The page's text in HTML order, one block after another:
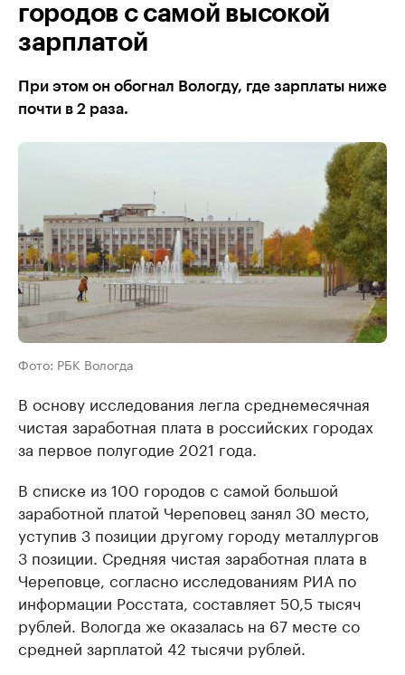
городов с самой высокой
зарплатой
При этом он обогнал Вологду, где зарплаты ниже
почти в 2 раза.
Фото: РБК Вологда
В основу исследования легла среднемесячная
чистая заработная плата в российских городах
за первое полугодие 2021 года.
В списке из 100 городов с самой большой
заработной платой Череповец занял 30 место,
уступив 3 позиции другому городу металлургов
3 позиции. Средняя чистая заработная плата в
Череповце, согласно исследованиям РИА по
информации Росстата, составляет 50,5 тысяч
рублей. Вологда же оказалась на 67 месте со
средней зарплатой 42 тысячи рублей.